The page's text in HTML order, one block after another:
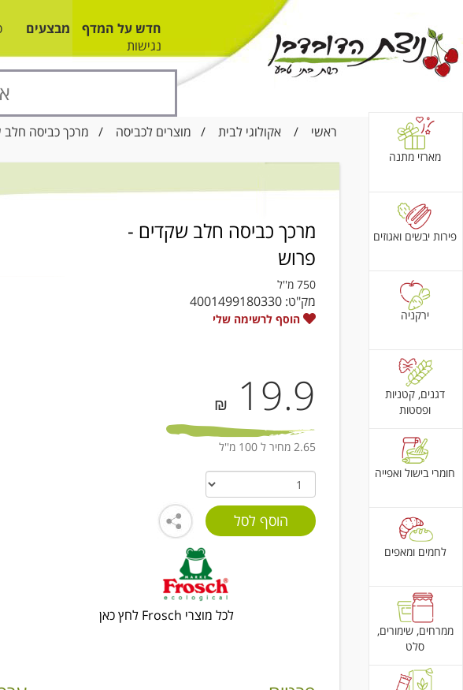
חדש על המדף מבצעים
נגישות
ראשי / אקולוגי לבית / מוצרים לכביסה / מרכך כביסה חלב
מארזי מתנה
פירות יבשים ואגוזים
ירקניה
דגנים, קטניות
ופסטות
חומרי בישול ואפייה
לחמים ומאפים
ממרחים, שימורים,
סלט
מרכך כביסה חלב שקדים -
פרוש
750 מ''ל
מק"ט: 4001499180330
הוסף לרשימה שלי
19.9
₪
2.65 מחיר ל 100 מ''ל
לכל מוצרי Frosch לחץ כאן